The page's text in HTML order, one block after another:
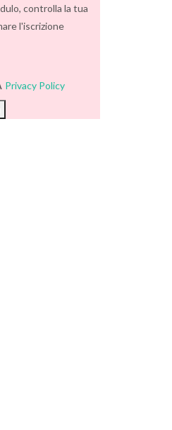
controlla la tua
l'iscrizione
Privacy Policy